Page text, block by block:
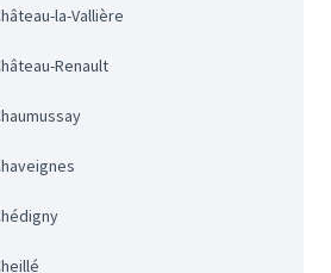
Château-la-Vallière
Château-Renault
Chaumussay
Chaveignes
Chédigny
Cheillé